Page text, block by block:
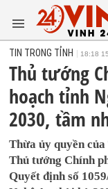
TIN TRONG TỈNH 18:18
Thủ tướng
hoạch tỉnh
2030, tầm
Thừa ủy quyền
Thủ tướng Chính
Quyết định số